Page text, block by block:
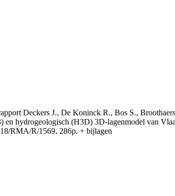
Deckers J., De Koninck R., Bos S.,
hydrogeologisch (H3D) 3D-lagenmodel van
RMA/R/1569, 286p. + bijlagen